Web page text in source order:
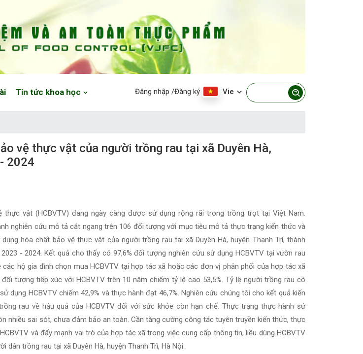
Tin tức khoa học Đăng nhập /Đăng ký Vie
vệ thực vật của người trồng rau tại xã Duyên Hà,
2024
Content
thực vật (HCBVTV) đang ngày càng được sử dụng rộng rãi trong trồng trọt tại Việt Nam.
nghiên cứu mô tả cắt ngang trên 106 đối tượng với mục tiêu mô tả thực trạng kiến thức và
hóa chất bảo vệ thực vật của người trồng rau tại xã Duyên Hà, huyện Thanh Trì, thành
- 2024. Kết quả cho thấy có 97,6% đối tượng nghiên cứu sử dụng HCBVTV tại vườn rau
các hộ gia đình chọn mua HCBVTV tại hợp tác xã hoặc các đơn vị phân phối của hợp tác xã
đối tượng tiếp xúc với HCBVTV trên 10 năm chiếm tỷ lệ cao 53,5%. Tỷ lệ người trồng rau có
dụng HCBVTV chiếm 42,9% và thực hành đạt 46,7%. Nghiên cứu chúng tôi cho kết quả kiến
rau về hậu quả của HCBVTV đối với sức khỏe còn hạn chế. Thực trạng thực hành sử
nhiều sai sót, chưa đảm bảo an toàn. Cần tăng cường công tác tuyên truyền kiến thức, thực
và đẩy mạnh vai trò của hợp tác xã trong việc cung cấp thông tin, liều dùng HCBVTV
dân trồng rau tại xã Duyên Hà, huyện Thanh Trì, Hà Nội.